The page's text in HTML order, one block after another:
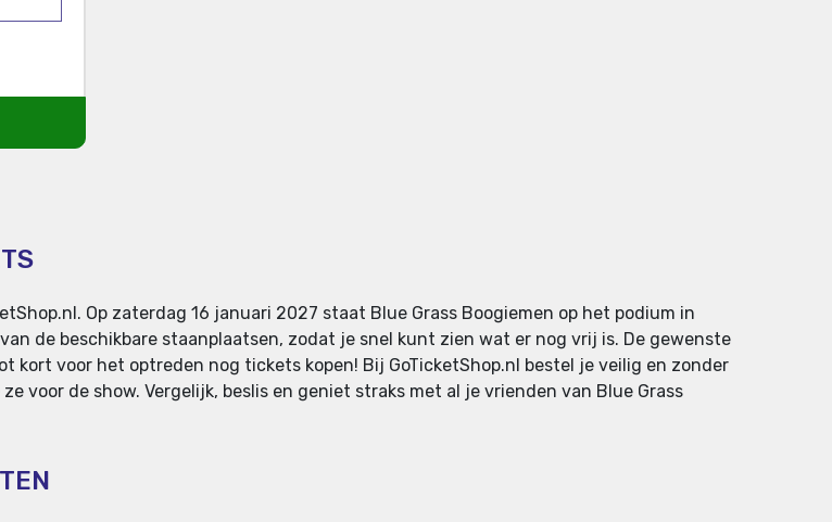
Op zaterdag 16 januari 2027 staat Blue Grass Boogiemen op het podium in
de beschikbare staanplaatsen, zodat je snel kunt zien wat er nog vrij is. De gewenste
kort voor het optreden nog tickets kopen! Bij GoTicketShop.nl bestel je veilig en zonder
voor de show. Vergelijk, beslis en geniet straks met al je vrienden van Blue Grass